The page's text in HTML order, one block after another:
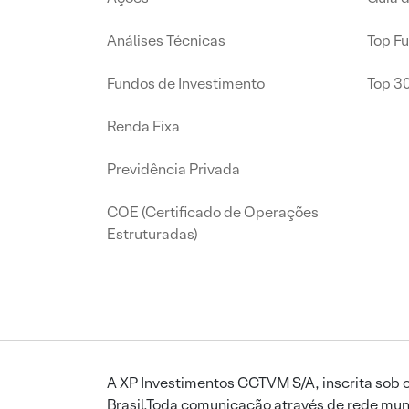
Análises Técnicas
Fundos de Investimento
Renda Fixa
Previdência Privada
COE (Certificado de Operações
Estruturadas)
Top
Top
A XP Investimentos CCTVM S/A, inscrita
Brasil.Toda comunicação através de rede